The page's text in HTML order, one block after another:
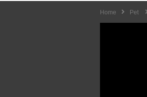
Home Pet